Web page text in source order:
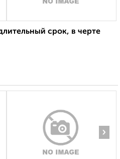
срок, в черте
›